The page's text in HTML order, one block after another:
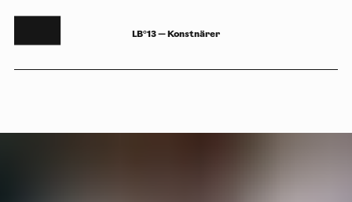
LB°13 — Konstnärer